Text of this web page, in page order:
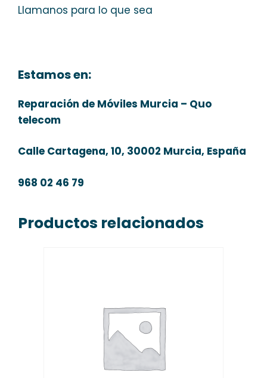
Llamanos para lo que sea
Estamos en:
Reparación de Móviles Murcia – Quo
telecom
Calle Cartagena, 10, 30002 Murcia, España
968 02 46 79
Productos relacionados